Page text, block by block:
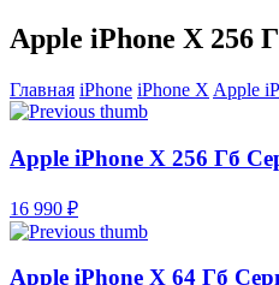
Apple iPhone X 256
Главная iPhone iPhone X Apple
Apple iPhone X 256 Гб
16 990 ₽
Apple iPhone X 64 Гб